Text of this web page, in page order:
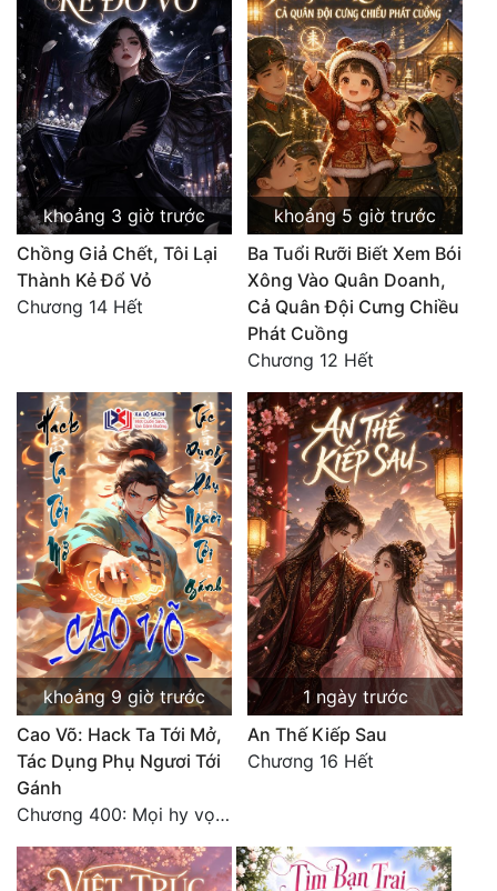
khoảng 3 giờ trước
Chồng Giả Chết, Tôi Lại
Thành Kẻ Đổ Vỏ
Chương 14 Hết
khoảng 5 giờ trước
Ba Tuổi Rưỡi Biết Xem Bói
Xông Vào Quân Doanh,
Cả Quân Đội Cưng Chiều
Phát Cuồng
Chương 12 Hết
khoảng 9 giờ trước
Cao Võ: Hack Ta Tới Mở,
Tác Dụng Phụ Ngươi Tới
Gánh
Chương 400: Mọi hy vọng đặt trên Tô Mặc!
1 ngày trước
An Thế Kiếp Sau
Chương 16 Hết